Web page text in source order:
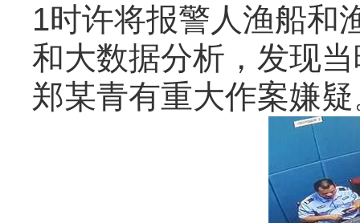
1时许将报警人渔船和
和大数据分析，发现
郑某青有重大作案嫌